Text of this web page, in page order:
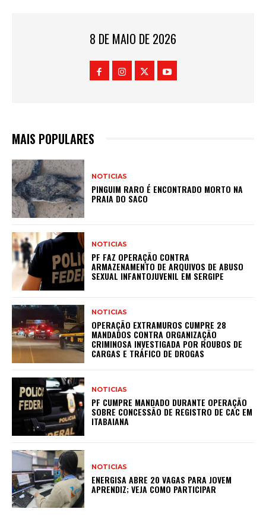
8 DE MAIO DE 2026
MAIS POPULARES
NOTICIAS
PINGUIM RARO É ENCONTRADO MORTO NA
PRAIA DO SACO
NOTICIAS
PF FAZ OPERAÇÃO CONTRA
ARMAZENAMENTO DE ARQUIVOS DE ABUSO
SEXUAL INFANTOJUVENIL EM SERGIPE
NOTICIAS
OPERAÇÃO EXTRAMUROS CUMPRE 28
MANDADOS CONTRA ORGANIZAÇÃO
CRIMINOSA INVESTIGADA POR ROUBOS DE
CARGAS E TRÁFICO DE DROGAS
NOTICIAS
PF CUMPRE MANDADO DURANTE OPERAÇÃO
SOBRE CONCESSÃO DE REGISTRO DE CAC EM
ITABAIANA
NOTICIAS
ENERGISA ABRE 20 VAGAS PARA JOVEM
APRENDIZ; VEJA COMO PARTICIPAR